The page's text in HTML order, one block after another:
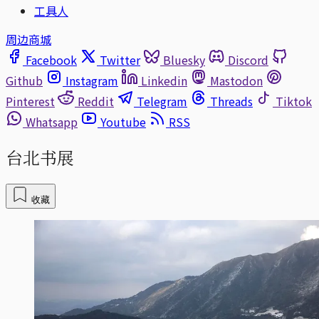
工具人
周边商城
Facebook
Twitter Bluesky
Discord
Github
Instagram Linkedin
Mastodon
Pinterest
Reddit Telegram Threads
Tiktok
Whatsapp
Youtube RSS
台北书展
收藏